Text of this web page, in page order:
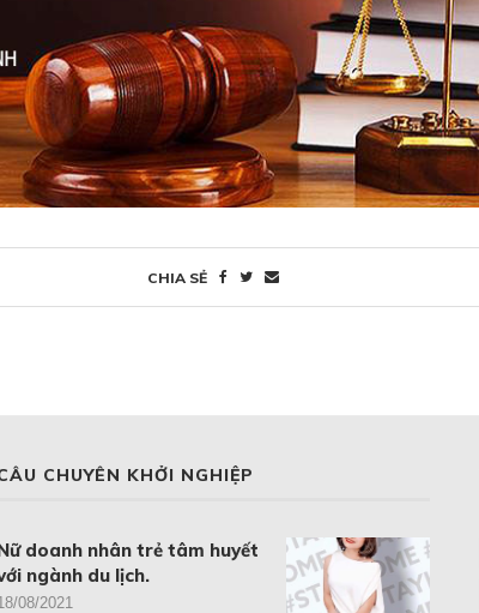
CHIA SẺ
CHUYÊN KHỞI NGHIỆP
doanh nhân trẻ tâm huyết
ngành du lịch.
08/2021